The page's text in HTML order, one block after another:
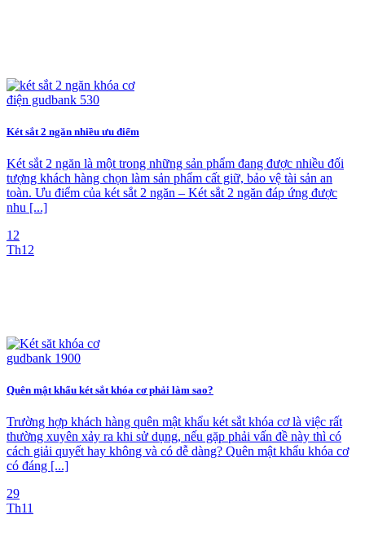
Két sắt 2 ngăn nhiều ưu điểm
Két sắt 2 ngăn là một trong những sản phẩm đang được nhiều đối
tượng khách hàng chọn làm sản phẩm cất giữ, bảo vệ tài sản an
toàn. Ưu điểm của két sắt 2 ngăn – Két sắt 2 ngăn đáp ứng được
nhu [...]
12
Th12
Quên mật khẩu két sắt khóa cơ phải làm sao?
Trường hợp khách hàng quên mật khẩu két sắt khóa cơ là việc rất
thường xuyên xảy ra khi sử dụng, nếu gặp phải vấn đề này thì có
cách giải quyết hay không và có dễ dàng? Quên mật khẩu khóa cơ
có đáng [...]
29
Th11